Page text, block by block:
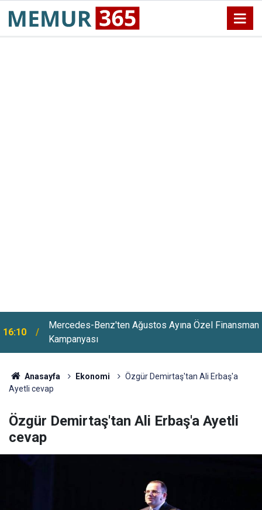
Kampanyası
15:46
Altın Ve Gümüşte Sert Yükseliş
Anasayfa Ekonomi
Özgür Demirtaş'tan Ali Erbaş'a
Ayetli cevap
Özgür Demirtaş'tan Ali Erbaş'a Ayetli
cevap